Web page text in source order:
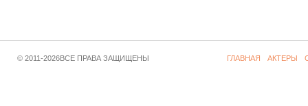
© 2011-2026ВСЕ ПРАВА ЗАЩИЩЕНЫ ГЛАВНАЯ АКТЕРЫ